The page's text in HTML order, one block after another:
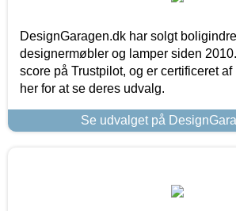
DesignGaragen.dk har solgt
designermøbler og lamper siden
score på Trustpilot, og er certificeret
her for at se deres udvalg.
Se udvalget på